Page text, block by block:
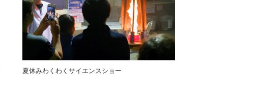
夏休みわくわくサイエンスショー